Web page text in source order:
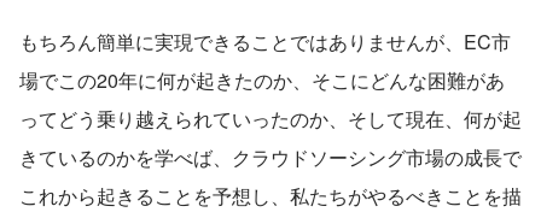
もちろん簡単に実現できることではありませんが、EC市
場でこの20年に何が起きたのか、そこにどんな困難があ
ってどう乗り越えられていったのか、そして現在、何が起
きているのかを学べば、クラウドソーシング市場の成長で
これから起きることを予想し、私たちがやるべきことを描